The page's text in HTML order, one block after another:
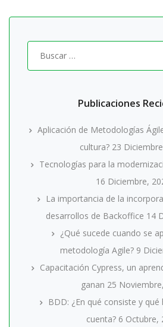
por:
Publicaciones
Aplicación de Metodologías
cultura? 23
Tecnologías para la
16 Diciembre,
La importancia de la
desarrollos de Backoffice 14
¿Qué sucede cuando se
metodología Agile? 9
Capacitación Cypress, un
ganan 25
BDD: ¿En qué consiste y
cuenta? 6 Octubre,